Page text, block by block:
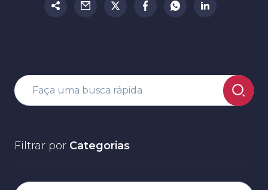
Filtrar por Categorias